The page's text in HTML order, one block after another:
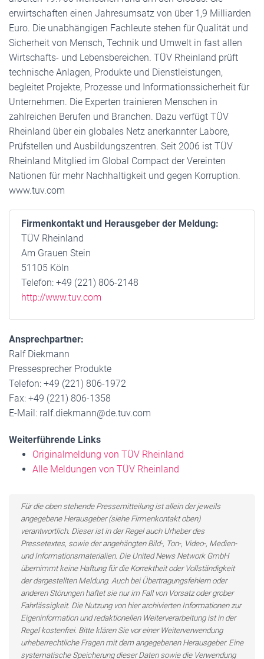
erwirtschaften einen Jahresumsatz von über 1,9 Milliarden
Euro. Die unabhängigen Fachleute stehen für Qualität und
Sicherheit von Mensch, Technik und Umwelt in fast allen
Wirtschafts- und Lebensbereichen. TÜV Rheinland prüft
technische Anlagen, Produkte und Dienstleistungen,
begleitet Projekte, Prozesse und Informationssicherheit für
Unternehmen. Die Experten trainieren Menschen in
zahlreichen Berufen und Branchen. Dazu verfügt TÜV
Rheinland über ein globales Netz anerkannter Labore,
Prüfstellen und Ausbildungszentren. Seit 2006 ist TÜV
Rheinland Mitglied im Global Compact der Vereinten
Nationen für mehr Nachhaltigkeit und gegen Korruption.
www.tuv.com
Firmenkontakt und Herausgeber der Meldung:
TÜV Rheinland
Am Grauen Stein
51105 Köln
Telefon: +49 (221) 806-2148
http://www.tuv.com
Ansprechpartner:
Ralf Diekmann
Pressesprecher Produkte
Telefon: +49 (221) 806-1972
Fax: +49 (221) 806-1358
E-Mail: ralf.diekmann@de.tuv.com
Weiterführende Links
Originalmeldung von TÜV Rheinland
Alle Meldungen von TÜV Rheinland
Für die oben stehende Pressemitteilung ist allein der jeweils
angegebene Herausgeber (siehe Firmenkontakt oben)
verantwortlich. Dieser ist in der Regel auch Urheber des
Pressetextes, sowie der angehängten Bild-, Ton-, Video-, Medien-
und Informationsmaterialien. Die United News Network GmbH
übernimmt keine Haftung für die Korrektheit oder Vollständigkeit
der dargestellten Meldung. Auch bei Übertragungsfehlern oder
anderen Störungen haftet sie nur im Fall von Vorsatz oder grober
Fahrlässigkeit. Die Nutzung von hier archivierten Informationen zur
Eigeninformation und redaktionellen Weiterverarbeitung ist in der
Regel kostenfrei. Bitte klären Sie vor einer Weiterverwendung
urheberrechtliche Fragen mit dem angegebenen Herausgeber. Eine
systematische Speicherung dieser Daten sowie die Verwendung